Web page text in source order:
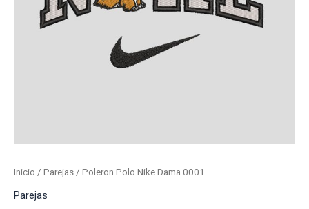
Inicio / Parejas / Poleron Polo Nike Dama 0001
Parejas